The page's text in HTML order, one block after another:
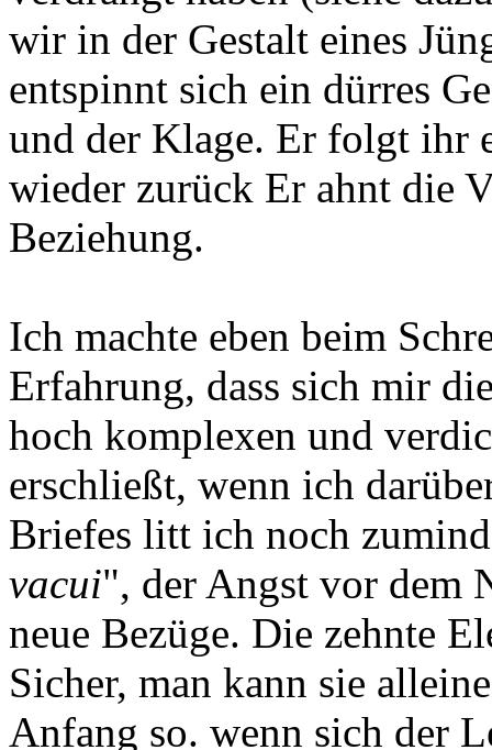
wir in der Gestalt eines
entspinnt sich ein dürres
und der Klage. Er folgt ihr
wieder zurück Er ahnt die
Beziehung.
Ich machte eben beim
Erfahrung, dass sich mir
hoch komplexen und
erschließt, wenn ich
Briefes litt ich noch
vacui", der Angst vor dem
neue Bezüge. Die zehnte
Sicher, man kann sie
Anfang so. wenn sich der